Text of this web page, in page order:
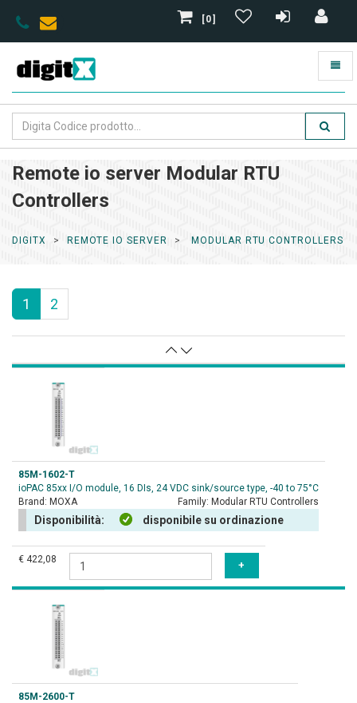
[0]
Remote io server Modular RTU
Controllers
DIGITX REMOTE IO SERVER MODULAR RTU CONTROLLERS
1 2
85M-1602-T
ioPAC 85xx I/O module, 16 DIs, 24 VDC sink/source type, -40 to 75°C
Brand: MOXA Family: Modular RTU Controllers
Disponibilità: disponibile su ordinazione
€ 422,08
85M-2600-T